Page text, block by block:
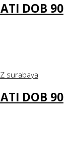
DOB 90
DOB 90